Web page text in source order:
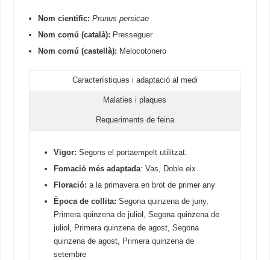
Nom cientific: Prunus persicae
Nom comú (català): Presseguer
Nom comú (castellà): Melocotonero
Característiques i adaptació al medi
Malaties i plaques
Requeriments de feina
Vigor: Segons el portaempelt utilitzat.
Fomació més adaptada: Vas, Doble eix
Floració: a la primavera en brot de primer any
Època de collita: Segona quinzena de juny,
Primera quinzena de juliol, Segona quinzena de
juliol, Primera quinzena de agost, Segona
quinzena de agost, Primera quinzena de
setembre